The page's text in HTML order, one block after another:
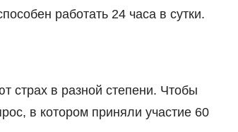
работать 24 часа в сутки.
страх в разной степени. Чтобы
в котором приняли участие 60